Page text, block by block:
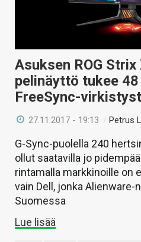
Asuksen ROG Strix
pelinäyttö tukee
FreeSync-
27.11.2017 - 19:13 /Petrus
G-Sync-puolella 240
ollut saatavilla jo
rintamalla markkinoille on
vain Dell, jonka Alienware-
Suomessa
Lue lisää